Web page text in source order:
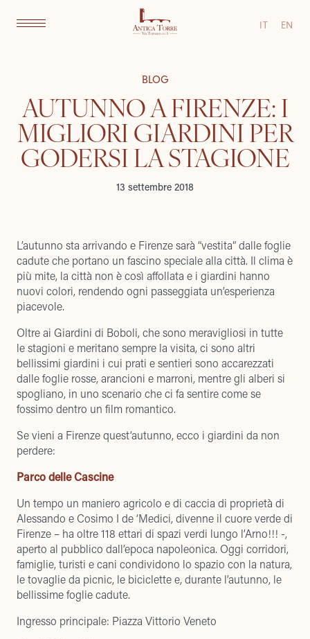
IT EN
BLOG
AUTUNNO A FIRENZE: I
MIGLIORI GIARDINI PER
GODERSI LA STAGIONE
13 settembre 2018
L’autunno sta arrivando e Firenze sarà “vestita” dalle foglie
cadute che portano un fascino speciale alla città. Il clima è
più mite, la città non è così affollata e i giardini hanno
nuovi colori, rendendo ogni passeggiata un’esperienza
piacevole.
Oltre ai Giardini di Boboli, che sono meravigliosi in tutte
le stagioni e meritano sempre la visita, ci sono altri
bellissimi giardini i cui prati e sentieri sono accarezzati
dalle foglie rosse, arancioni e marroni, mentre gli alberi si
spogliano, in uno scenario che ci fa sentire come se
fossimo dentro un film romantico.
Se vieni a Firenze quest’autunno, ecco i giardini da non
perdere:
Parco delle Cascine
Un tempo un maniero agricolo e di caccia di proprietà di
Alessando e Cosimo I de ‘Medici, divenne il cuore verde di
Firenze – ha oltre 118 ettari di spazi verdi lungo l’Arno!!! -,
aperto al pubblico dall’epoca napoleonica. Oggi corridori,
famiglie, turisti e cani condividono lo spazio con la natura,
le tovaglie da picnic, le biciclette e, durante l’autunno, le
bellissime foglie cadute.
Ingresso principale: Piazza Vittorio Veneto